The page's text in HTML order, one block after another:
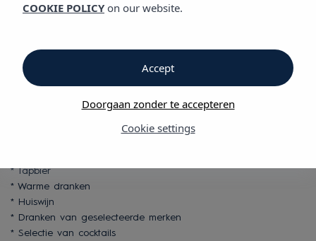
Vibra San Remo Hotel
Je kunt genieten van de All-Inclusive service in het restaurant-
buffet, evenals in de lobby en bij de zwembadbars. Wat is
inbegrepen:
* Alle warme en koude in het restaurant-buffet bereide
gerechten (Ontbijt, lunch en diner)
* Tapbier
* Warme dranken
* Huiswijn
* Dranken van geselecteerde merken
* Selectie van cocktails
COOKIE POLICY on our website.
Cookie settings
Doorgaan zonder te accepteren
Accept